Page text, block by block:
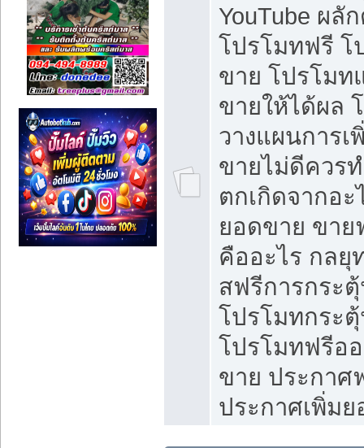
YouTube ผลั
โปรโมทฟรี โ
ขาย โปรโมท
ขายให้ได้ผล
วางแผนการ
ขายไม่ดีควร
ตกเกิดจากอะ
ยอดขาย ขาย
คืออะไร กลยุ
สฟรีการกระ
โปรโมทกระ
โปรโมทฟรีอ
ขาย ประกาศ
ประกาศเพิ่ม